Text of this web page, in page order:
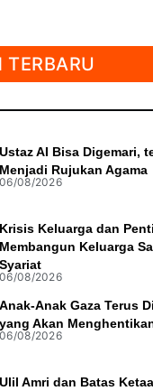
TERBARU
Ustaz AI Bisa Digemari,
Menjadi Rujukan Agama
06/08/2026
Krisis Keluarga dan
Membangun Keluarga
Syariat
06/08/2026
Anak-Anak Gaza Terus
yang Akan
06/08/2026
Ulil Amri dan Batas